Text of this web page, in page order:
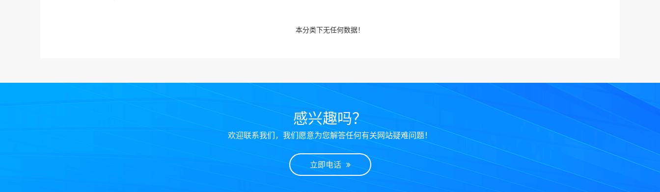
本分类下无任何数据！
感兴趣吗？
欢迎联系我们，我们愿意为您解答任何有关网站疑难问题！
立即电话